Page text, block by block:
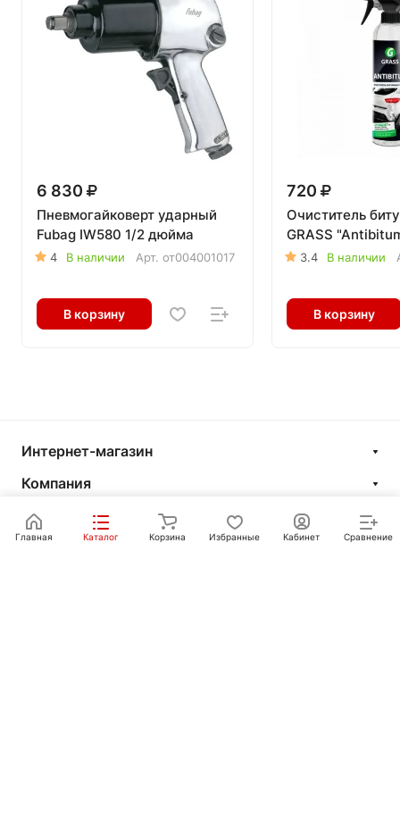
6 830
Пневмогайковерт ударный
Fubag IW580 1/2 дюйма
4 В наличии Арт. от004001017
В корзину
720
Очиститель
GRASS
3.4 В наличии
В корзину
Интернет-магазин
Компания
Информация
Главная Каталог Корзина Избранные Кабинет Сравнение